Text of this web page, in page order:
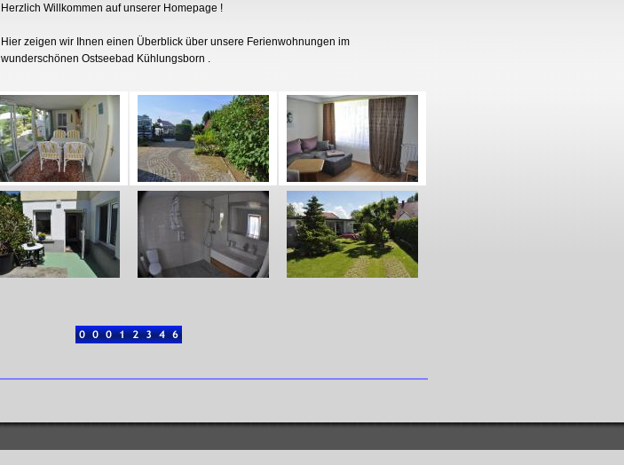
Herzlich Willkommen auf unserer Homepage !
Hier zeigen wir Ihnen einen Überblick über unsere Ferienwohnungen im
wunderschönen Ostseebad Kühlungsborn .